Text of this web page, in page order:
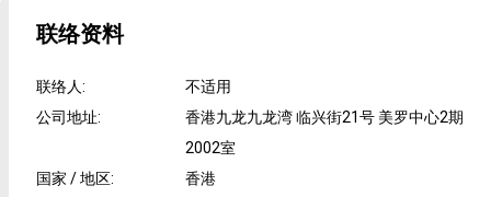
联络资料
联络人:
不适用
公司地址:
香港九龙九龙湾 临兴街21号 美罗中心2期
2002室
国家 / 地区: 香港